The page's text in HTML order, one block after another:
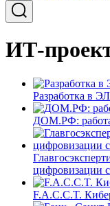
ИТ-
Разработка в
ДОМ.РФ:
цифровизации
F.A.C.C.T.